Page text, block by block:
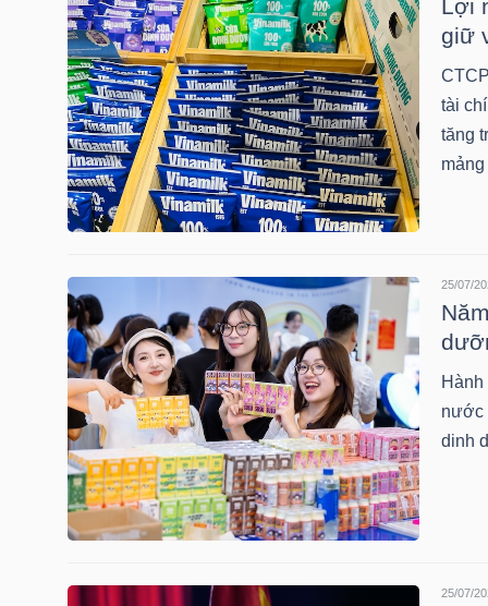
Lợi
giữ
tài
tăng
25/07/
nước
dinh
25/07/
CHÍNH
NHÂN
TÍCH
VIETSTOCKFINANCE
MÔ